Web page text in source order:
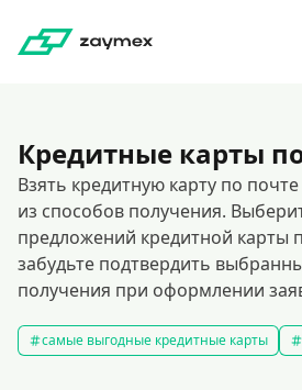
Кредитные карты
Взять кредитную карту по
из способов получения.
предложений кредитной карты
забудьте подтвердить
получения при оформлении
самые выгодные кредитные карты